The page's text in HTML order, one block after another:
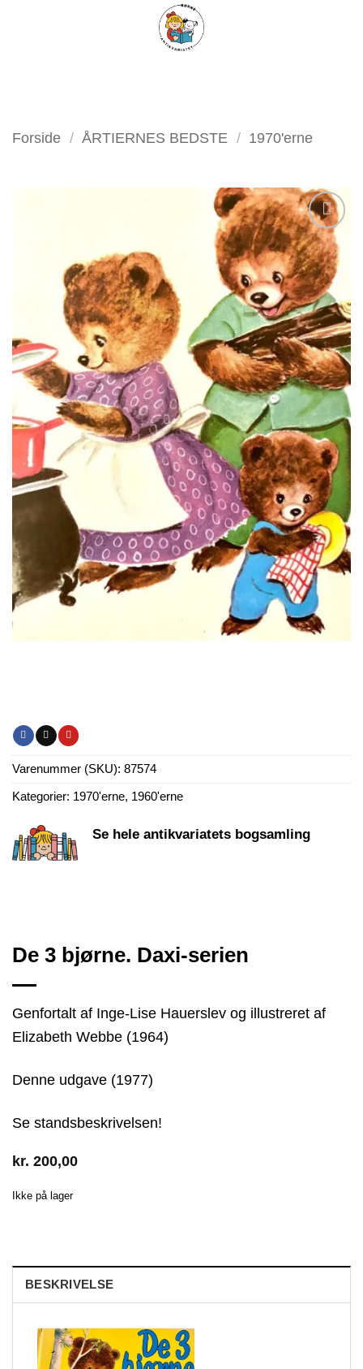
FILTER
Forside / ÅRTIERNES BEDSTE / 1970'erne
Tilføj
som
favorit
Varenummer (SKU): 87574
Kategorier: 1970'erne, 1960'erne
Se hele antikvariatets bogsamling
De 3 bjørne. Daxi-serien
Genfortalt af Inge-Lise Hauerslev og illustreret af
Elizabeth Webbe (1964)
Denne udgave (1977)
Se standsbeskrivelsen!
kr. 200,00
Ikke på lager
BESKRIVELSE